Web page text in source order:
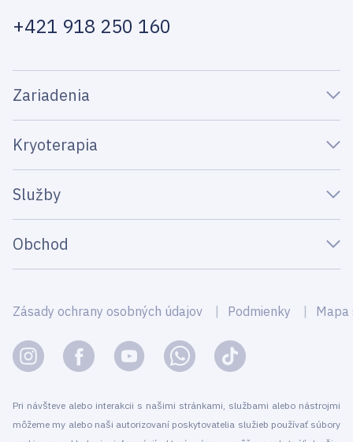
+421 918 250 160
Zariadenia
Kryoterapia
Služby
Obchod
Zásady ochrany osobných údajov Podmienky Mapa
Pri návšteve alebo interakcii s našimi stránkami, službami alebo nástrojmi
môžeme my alebo naši autorizovaní poskytovatelia služieb používať súbory